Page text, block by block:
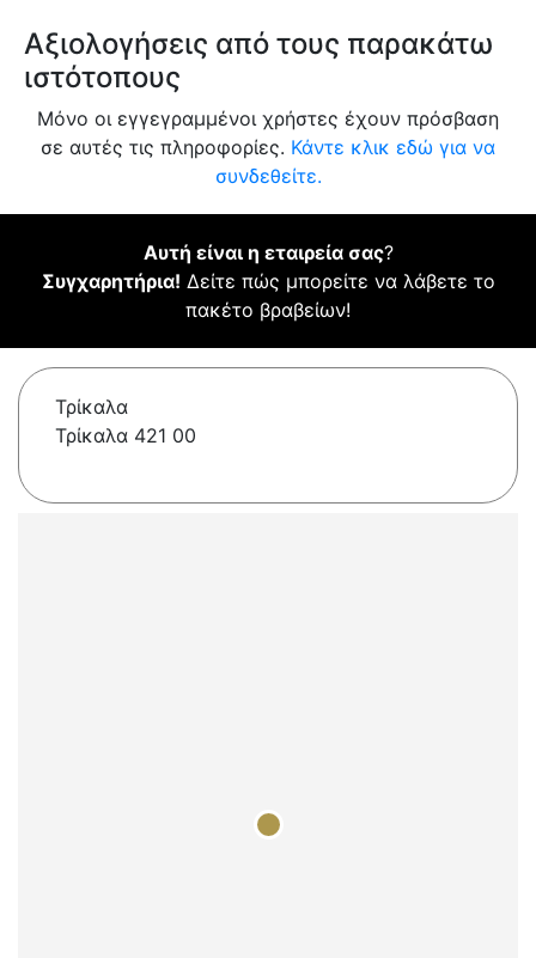
Αξιολογήσεις από τους παρακάτω
ιστότοπους
Μόνο οι εγγεγραμμένοι χρήστες έχουν πρόσβαση
σε αυτές τις πληροφορίες. Κάντε κλικ εδώ για να
συνδεθείτε.
Αυτή είναι η εταιρεία σας?
Συγχαρητήρια! Δείτε πώς μπορείτε να λάβετε το
πακέτο βραβείων!
Τρίκαλα
Τρίκαλα 421 00